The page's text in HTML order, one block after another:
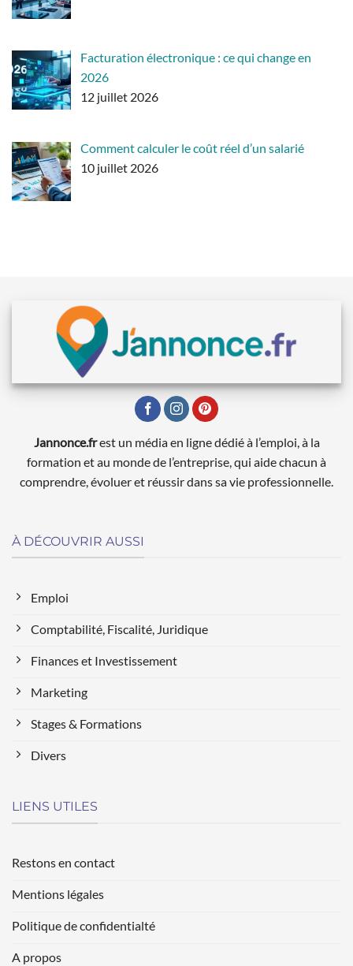
Facturation électronique : ce qui change en
2026
12 juillet 2026
Comment calculer le coût réel d’un salarié
10 juillet 2026
Jannonce.frest un média en ligne dédié à l’emploi, à la
formation et au monde de l’entreprise, qui aide chacun à
comprendre, évoluer et réussir dans sa vie professionnelle.
À DÉCOUVRIR AUSSI
Emploi
Comptabilité, Fiscalité, Juridique
Finances et Investissement
Marketing
Stages & Formations
Divers
LIENS UTILES
Restons en contact
Mentions légales
Politique de confidentialté
A propos